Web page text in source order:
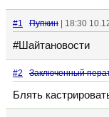
#1 Пупкин | 18:30
#Шайтановости
#2 Заключенный
Блять